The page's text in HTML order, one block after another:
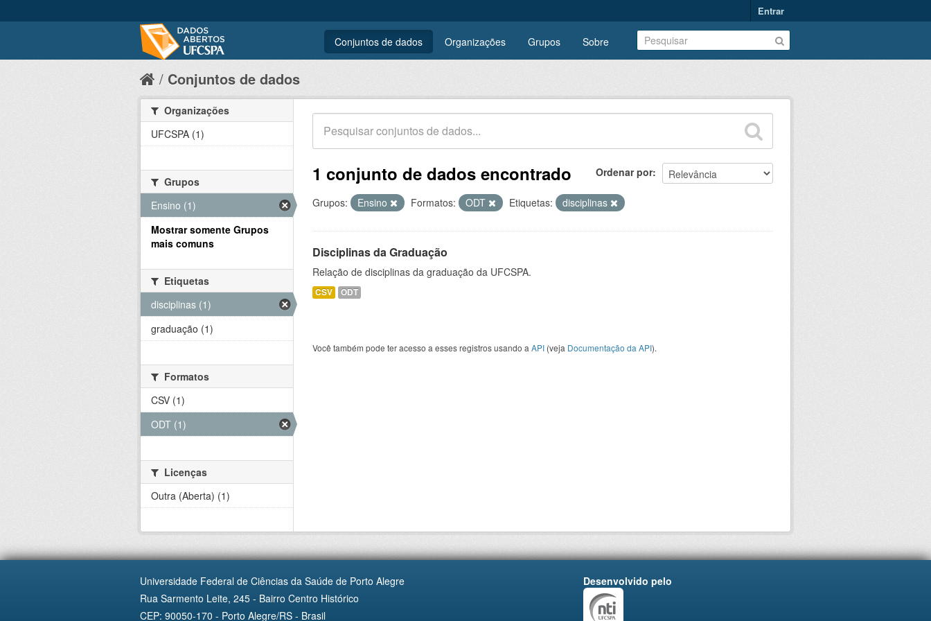
Entrar
Conjuntos de dados Organizações Grupos Sobre
Conjuntos de dados
Ordenar por
1 conjunto de dados encontrado
Grupos: Ensino Formatos: ODT Etiquetas: disciplinas
Disciplinas da Graduação
Relação de disciplinas da graduação da UFCSPA.
CSV ODT
Você também pode ter acesso a esses registros usando a API (veja Documentação da API).
Organizações
UFCSPA (1)
Grupos
Ensino (1)
Mostrar somente Grupos
mais comuns
Etiquetas
disciplinas (1)
graduação (1)
Formatos
CSV (1)
ODT (1)
Licenças
Outra (Aberta) (1)
Universidade Federal de Ciências da Saúde de Porto Alegre
Rua Sarmento Leite, 245 - Bairro Centro Histórico
CEP: 90050-170 - Porto Alegre/RS - Brasil
Desenvolvido pelo